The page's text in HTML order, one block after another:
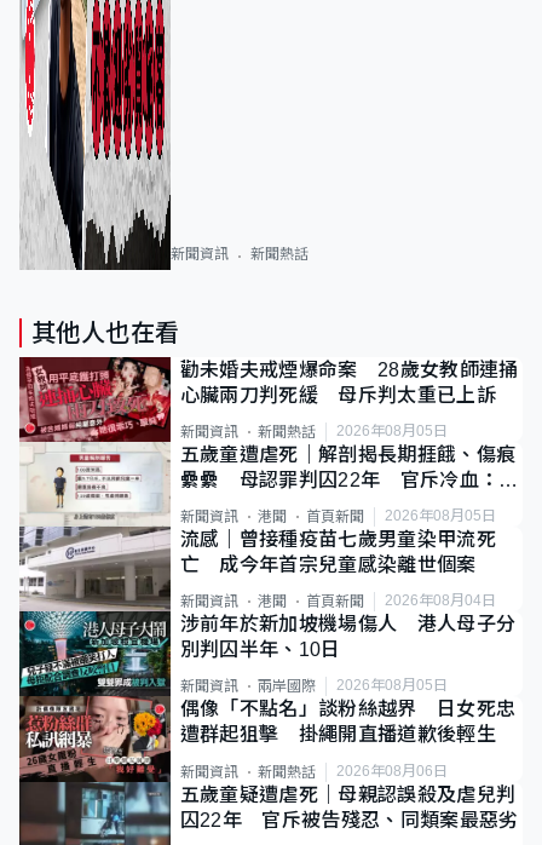
新聞資訊 新聞熱話
其他人也在看
勸未婚夫戒煙爆命案 28歲女教師連捅
心臟兩刀判死緩 母斥判太重已上訴
新聞資訊 新聞熱話 2026年08月05日
五歲童遭虐死｜解剖揭長期捱餓、傷痕
纍纍 母認罪判囚22年 官斥冷血：同
類案最惡劣
新聞資訊 港聞 首頁新聞 2026年08月05日
流感｜曾接種疫苗七歲男童染甲流死
亡 成今年首宗兒童感染離世個案
新聞資訊 港聞 首頁新聞 2026年08月04日
涉前年於新加坡機場傷人 港人母子分
別判囚半年、10日
新聞資訊 兩岸國際 2026年08月05日
偶像「不點名」談粉絲越界 日女死忠
遭群起狙擊 掛繩開直播道歉後輕生
新聞資訊 新聞熱話 2026年08月06日
五歲童疑遭虐死｜母親認誤殺及虐兒判
囚22年 官斥被告殘忍、同類案最惡劣